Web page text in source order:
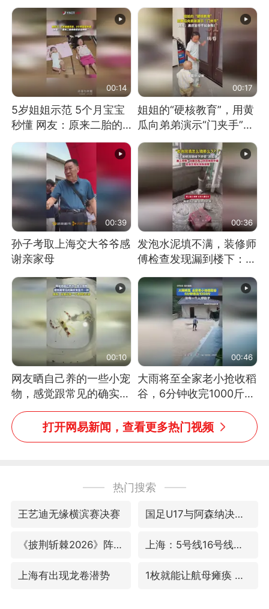
00:14
5岁姐姐示范 5个月宝宝
秒懂 网友：原来二胎的
快乐长这样
00:17
姐姐的“硬核教育”，用黄
瓜向弟弟演示“门夹手”，
网友：果然言传不如身
教！
00:39
孙子考取上海交大爷爷感
谢亲家母
00:36
发泡水泥填不满，装修师
傅检查发现漏到楼下：出
风口未延伸到外墙
00:10
网友晒自己养的一些小宠
物，感觉跟常见的确实有
些不一样
00:46
大雨将至全家老小抢收稻
谷，6分钟收完1000斤，
没有一个人掉链子
打开网易新闻，查看更多热门视频
热门搜索
王艺迪无缘横滨赛决赛 国足U17与阿森纳决赛取消 并列冠军
《披荆斩棘2026》阵容官宣 上海：5号线16号线浦江线全线停运
上海有出现龙卷潜势 1枚就能让航母瘫痪 轰-6J实力有多强